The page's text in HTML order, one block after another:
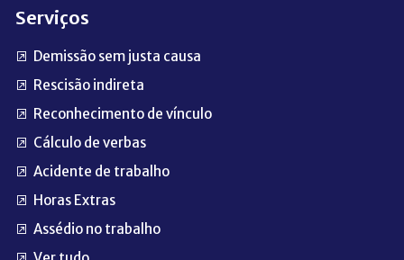
Serviços
Demissão sem justa causa
Rescisão indireta
Reconhecimento de vínculo
Cálculo de verbas
Acidente de trabalho
Horas Extras
Assédio no trabalho